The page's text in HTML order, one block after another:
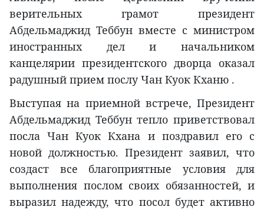
верительных грамот президент
Абдельмаджид Теббун вместе с министром
иностранных дел и начальником
канцелярии президентского дворца оказал
радушный прием послу Чан Куок Кханю .
Выступая на приемной встрече, Президент
Абдельмаджид Теббун тепло приветствовал
посла Чан Куок Кхана и поздравил его с
новой должностью. Президент заявил, что
создаст все благоприятные условия для
выполнения послом своих обязанностей, и
выразил надежду, что посол будет активно